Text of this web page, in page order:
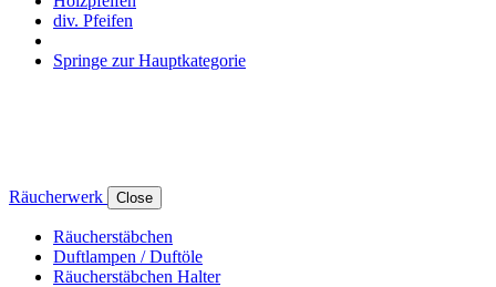
div. Pfeifen
Springe zur Hauptkategorie
Räucherwerk Close
Räucherstäbchen
Duftlampen / Duftöle
Räucherstäbchen Halter